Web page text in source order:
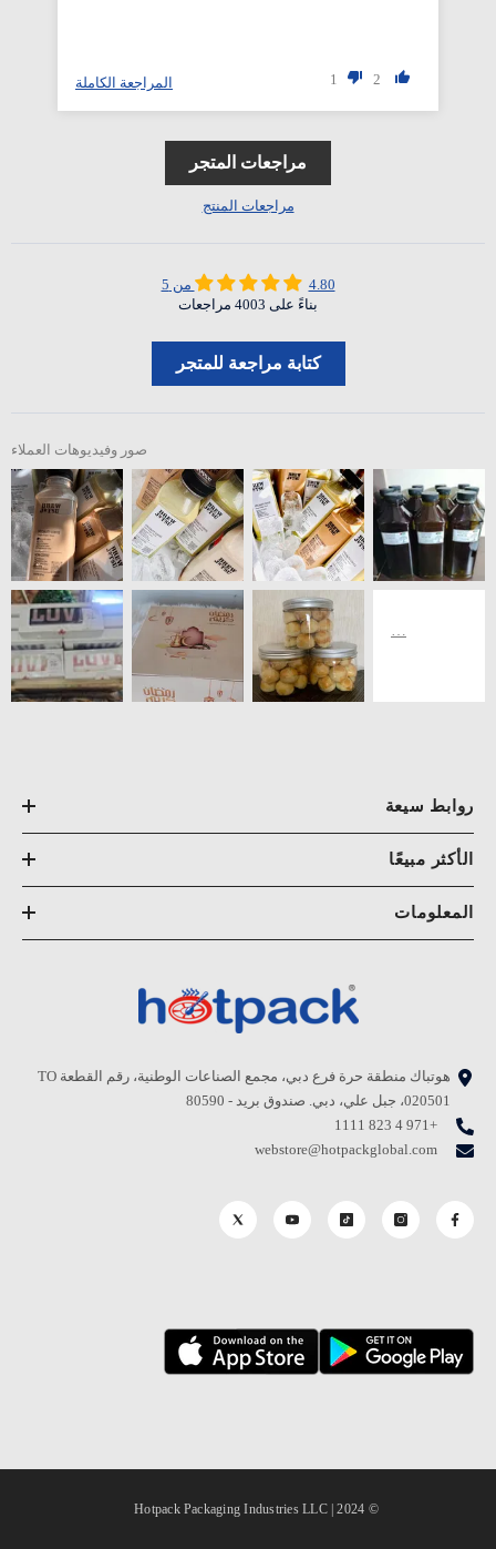
2
1 المراجعة الكاملة
مراجعات المتجر
مراجعات المنتج
4.80 من 5
بناءً على 4003 مراجعات
كتابة مراجعة للمتجر
صور وفيديوهات العملاء
روابط سيعة
الأكثر مبيعًا
المعلومات
هوتباك منطقة حرة فرع دبي، مجمع الصناعات الوطنية، رقم القطعة TO
020501، جبل علي، دبي. صندوق بريد - 80590
+971 4 823 1111
webstore@hotpackglobal.com
© 2024 | Hotpack Packaging Industries LLC